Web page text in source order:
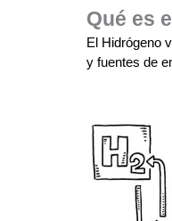
Qué es
El Hidrógeno
y fuentes de